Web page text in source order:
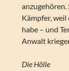
anzugehören.
Kämpfer, weil
habe – und
Anwalt
Die Hölle